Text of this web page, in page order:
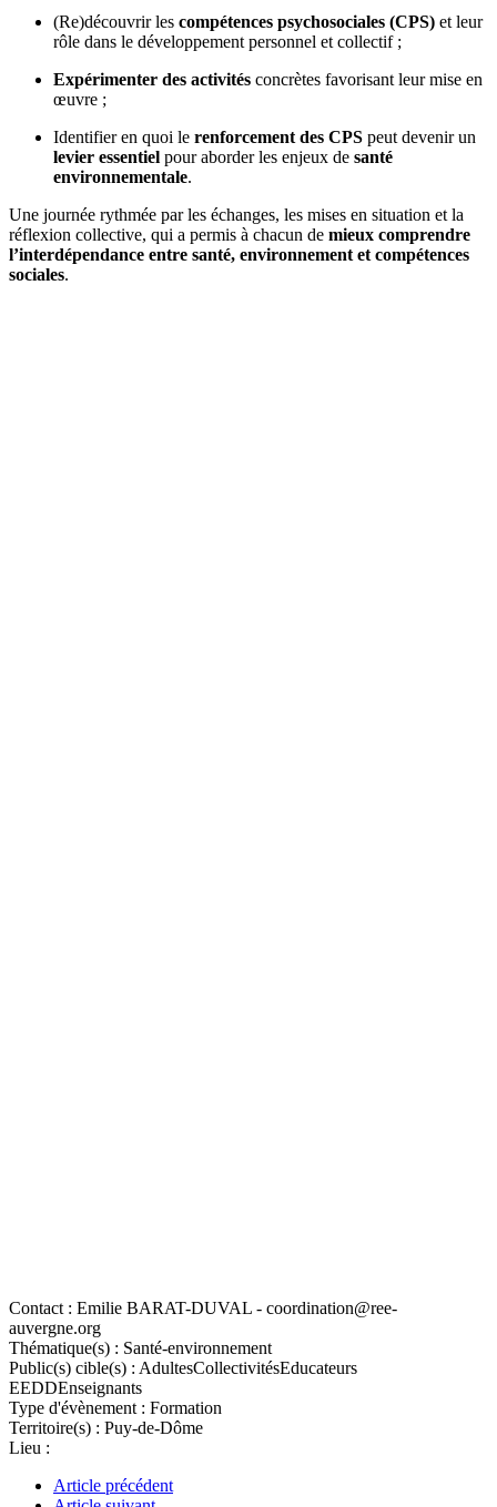
(Re)découvrir les compétences psychosociales (CPS) et leur
rôle dans le développement personnel et collectif ;
Expérimenter des activités concrètes favorisant leur mise en
œuvre ;
Identifier en quoi le renforcement des CPS peut devenir un
levier essentiel pour aborder les enjeux de santé
environnementale.
Une journée rythmée par les échanges, les mises en situation et la
réflexion collective, qui a permis à chacun de mieux comprendre
l’interdépendance entre santé, environnement et compétences
sociales.
Contact : Emilie BARAT-DUVAL - coordination@ree-
auvergne.org
Thématique(s) : Santé-environnement
Public(s) cible(s) : AdultesCollectivitésEducateurs
EEDDEnseignants
Type d'évènement : Formation
Territoire(s) : Puy-de-Dôme
Lieu :
Article précédent